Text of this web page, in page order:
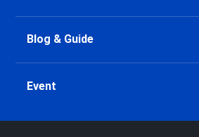
Blog & Guide
Event